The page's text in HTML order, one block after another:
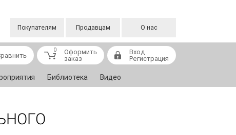
Покупателям Продавцам О нас
0
Оформить
заказ
Вход
Регистрация
Библиотека Видео